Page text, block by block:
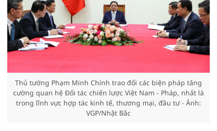
Thủ tướng Phạm Minh Chính trao đổi các biện pháp tăng
cường quan hệ Đối tác chiến lược Việt Nam - Pháp, nhất là
trong lĩnh vực hợp tác kinh tế, thương mại, đầu tư - Ảnh:
VGP/Nhật Bắc